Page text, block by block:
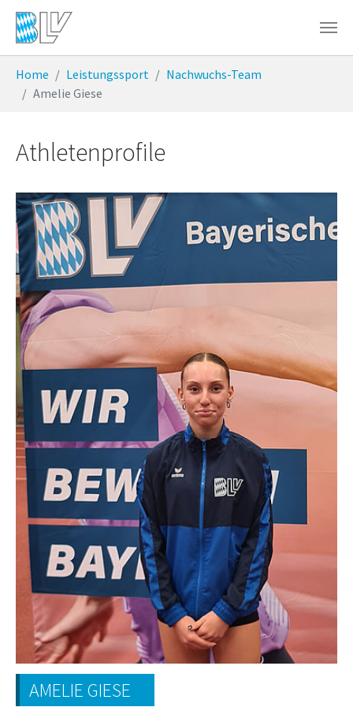
Zum Hauptinhalt springen
Home Leistungssport
Nachwuchs-Team
Amelie Giese
Athletenprofile
AMELIE GIESE